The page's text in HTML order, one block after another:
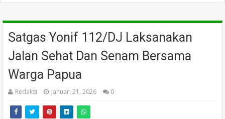
Satgas Yonif 112/DJ Laksanakan
Jalan Sehat Dan Senam Bersama
Warga Papua
Redaksi Januari 21, 2026 0